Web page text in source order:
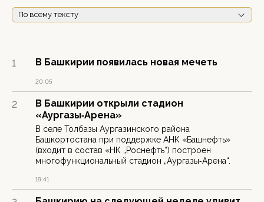
По всему тексту
1 В Башкирии появилась новая мечеть
20:05
2
В Башкирии открыли стадион
«Аургазы‑Арена»
В селе Толбазы Аургазинского района
Башкортостана при поддержке АНК «Башнефть»
(входит в состав «НК „Роснефть“) построен
многофункциональный стадион „Аургазы‑Арена“.
19:41